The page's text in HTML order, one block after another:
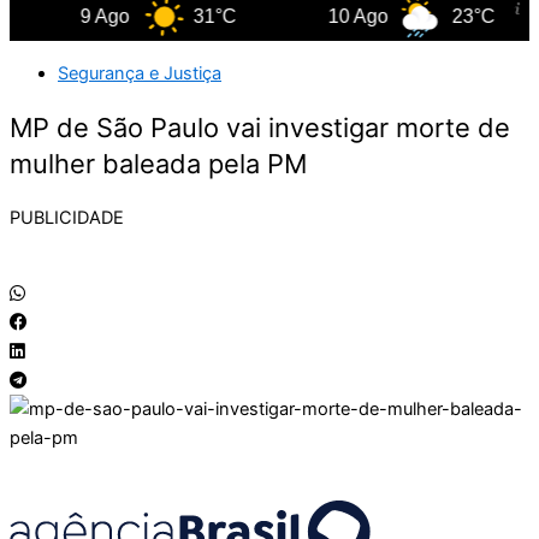
9 Ago 31°C 10 Ago 23°C
Segurança e Justiça
MP de São Paulo vai investigar morte de
mulher baleada pela PM
PUBLICIDADE